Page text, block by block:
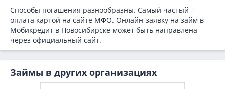
Способы погашения разнообразны. Самый частый –
оплата картой на сайте МФО. Онлайн-заявку на займ в
Мобикредит в Новосибирске может быть направлена
через официальный сайт.
Займы в других организациях